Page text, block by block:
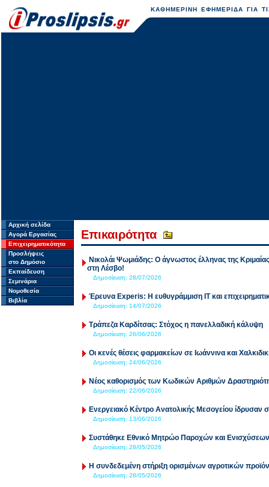
ΚΑΘΗΜΕΡΙΝΗ ΕΦΗΜΕΡΙΔΑ ΓΙΑ
Αρχική σελίδα
Αγορά Εργασίας
Επιχειρηματικότητα
Προσλήψεις
στο Δημόσιο
Εκπαίδευση
Σεμινάρια
Νομοθεσία
Βιβλία
Επικαιρότητα
Νικολάι Ψωμιάδης: Ο άγνωστος έλληνας της
στη Λέσβο!
Δημοσίευση: 28/07/2026
Έρευνα Experis: Η ευθυγράμμιση IT και
Δημοσίευση: 14/07/2026
Τράπεζα Καρδίτσας: Στόχος η πανελλαδική κάλυψη
Δημοσίευση: 26/06/2026
Οι κενές θέσεις φαρμακείων σε Ιωάννινα και
Δημοσίευση: 24/06/2026
Νέος καθορισμός των Κωδικών Αριθμών
Δημοσίευση: 22/06/2026
Ενεργειακό Κέντρο Ανατολικής Μεσογείου
Δημοσίευση: 13/06/2026
Συστάθηκε Εθνικό Μητρώο Παροχών και Ενισχύσεων
Δημοσίευση: 28/05/2026
Η συνδεδεμένη στήριξη ορισμένων αγροτικών
Δημοσίευση: 28/05/2026